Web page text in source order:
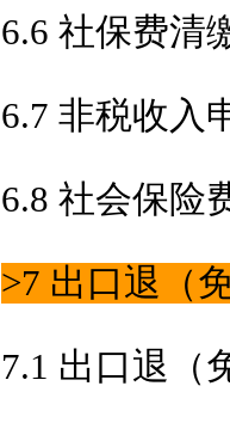
6.6 社保费清
6.7 非税收入
6.8 社会保险
>7 出口退（
7.1 出口退（